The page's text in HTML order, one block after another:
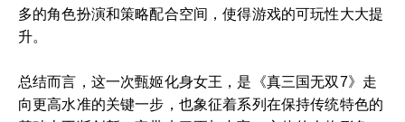
多的角色扮演和策略配合空间，使得游戏的可玩性大大提
升。
总结而言，这一次甄姬化身女王，是《真三国无双7》走
向更高水准的关键一步，也象征着系列在保持传统特色的